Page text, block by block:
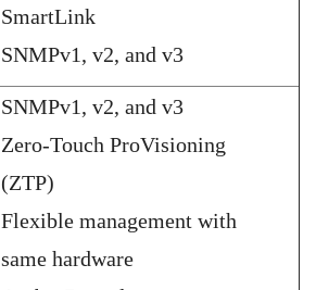
SmartLink
SNMPv1, v2, and v3
SNMPv1, v2, and v3
Zero-Touch ProVisioning
(ZTP)
Flexible management with
same hardware